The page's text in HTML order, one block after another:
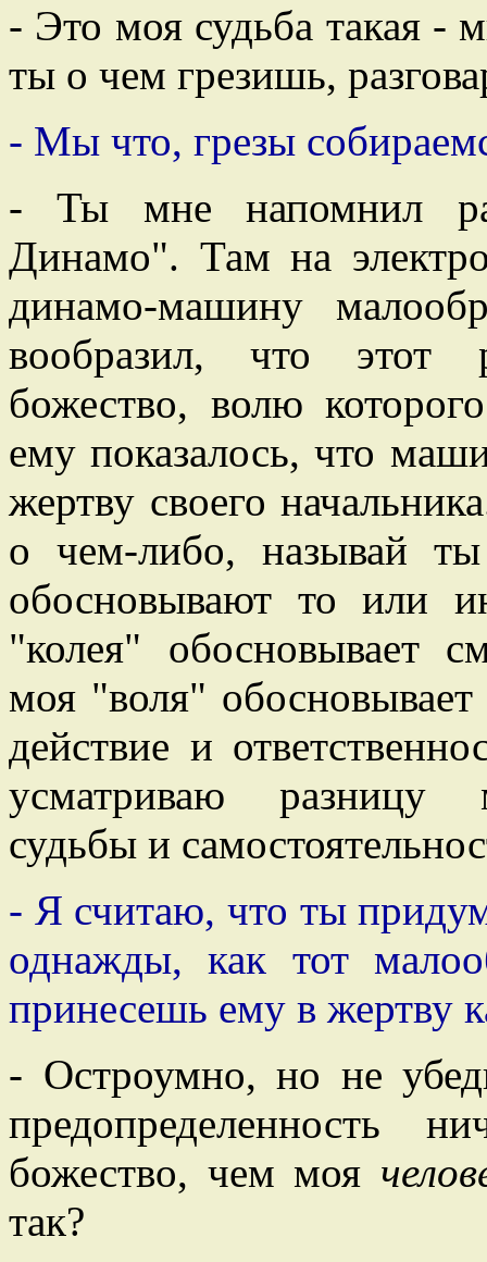
- Это моя судьба такая -
ты о чем грезишь,
- Мы что, грезы
- Ты мне напомнил
Динамо". Там на
динамо-машину
вообразил, что этот
божество, волю
ему показалось, что
жертву своего
о чем-либо, называй
обосновывают то или
"колея" обосновывает
моя "воля" обосновывает
действие и
усматриваю разницу
судьбы и
- Я считаю, что ты
однажды, как тот
принесешь ему в жертву
- Остроумно, но не
предопределенность
божество, чем моя
так?